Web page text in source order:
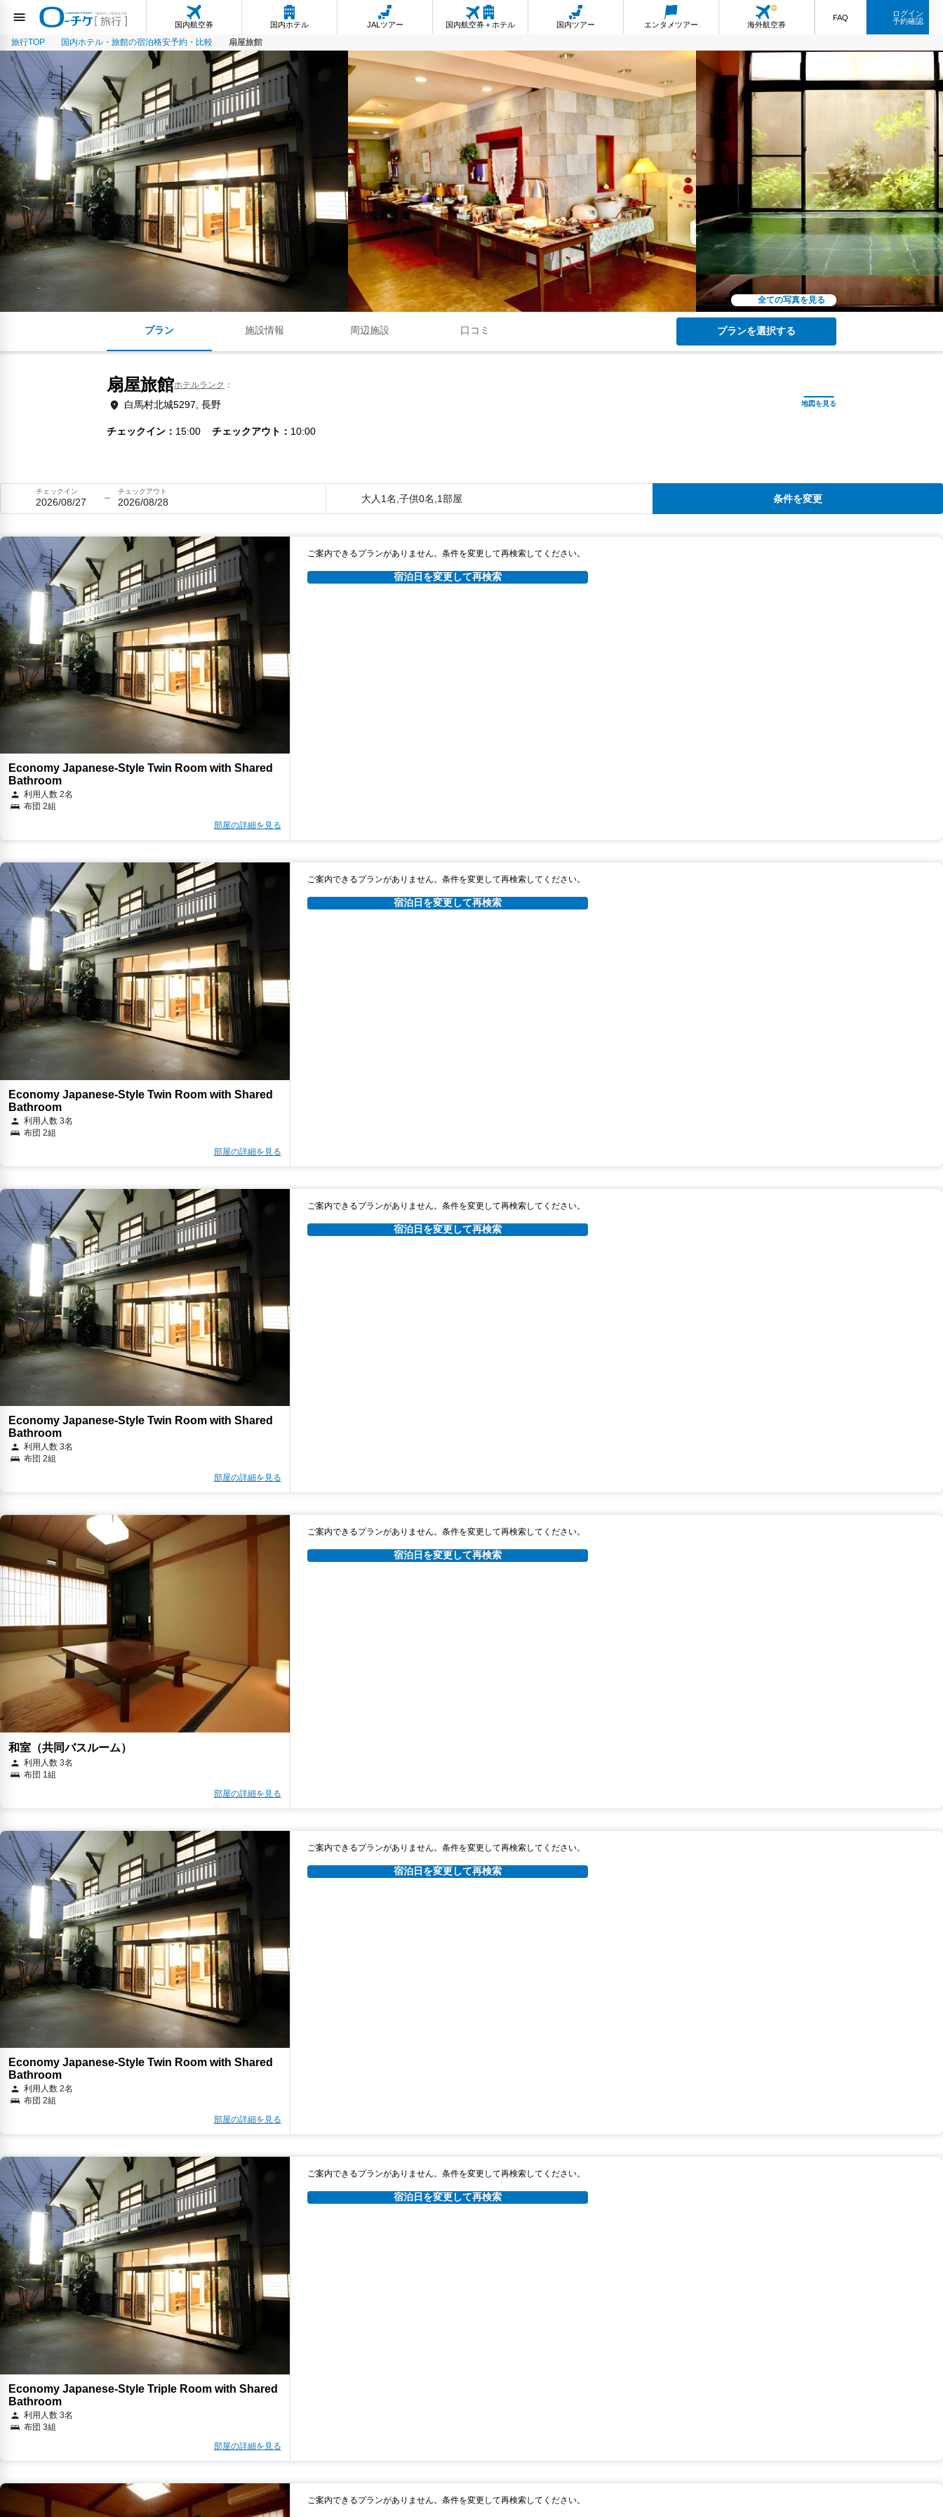
国内航空券 国内ホテル JALツアー 国内航空券＋ホテル 国内ツアー エンタメツアー 海外航空券
FAQ
ログイン
予約確認
旅行TOP 国内ホテル・旅館の宿泊格安予約・比較 扇屋旅館
全ての写真を見る
プラン 施設情報 周辺施設 口コミ プランを選択する
扇屋旅館ホテルランク
白馬村北城5297, 長野
チェックイン 15:00 チェックアウト 10:00
チェックイン
2026/08/27
チェックアウト
2026/08/28 大人1名,子供0名,1部屋 条件を変更
Economy Japanese-Style Twin Room with Shared
Bathroom
利用人数 2名
布団 2組
部屋の詳細を見る
ご案内できるプランがありません。条件を変更して再検索してください。
宿泊日を変更して再検索
Economy Japanese-Style Twin Room with Shared
Bathroom
利用人数 3名
布団 2組
部屋の詳細を見る
ご案内できるプランがありません。条件を変更して再検索してください。
宿泊日を変更して再検索
Economy Japanese-Style Twin Room with Shared
Bathroom
利用人数 3名
布団 2組
部屋の詳細を見る
ご案内できるプランがありません。条件を変更して再検索してください。
宿泊日を変更して再検索
和室（共同バスルーム）
利用人数 3名
布団 1組
部屋の詳細を見る
ご案内できるプランがありません。条件を変更して再検索してください。
宿泊日を変更して再検索
Economy Japanese-Style Twin Room with Shared
Bathroom
利用人数 2名
布団 2組
部屋の詳細を見る
ご案内できるプランがありません。条件を変更して再検索してください。
宿泊日を変更して再検索
Economy Japanese-Style Triple Room with Shared
Bathroom
利用人数 3名
布団 3組
部屋の詳細を見る
ご案内できるプランがありません。条件を変更して再検索してください。
宿泊日を変更して再検索
ご案内できるプランがありません。条件を変更して再検索してください。